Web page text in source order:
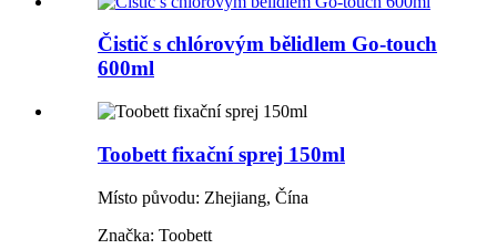
Čistič s chlórovým bělidlem Go-touch
600ml
Toobett fixační sprej 150ml
Místo původu: Zhejiang, Čína
Značka: Toobett